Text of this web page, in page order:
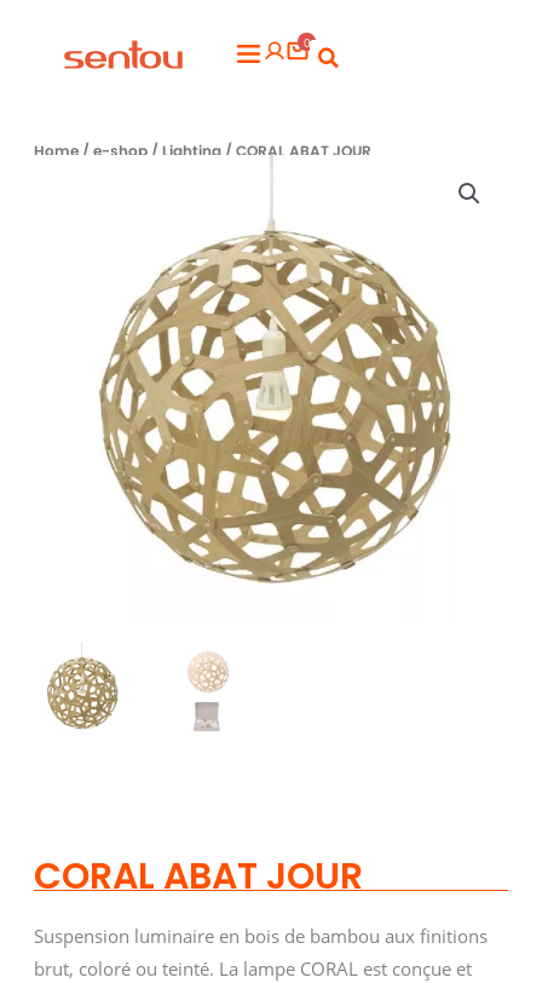
Flyout
0
Home/ e-shop/ Lighting/ CORAL ABAT JOUR
CORAL ABAT JOUR
Suspension luminaire en bois de bambou aux finitions
brut, coloré ou teinté. La lampe CORAL est conçue et